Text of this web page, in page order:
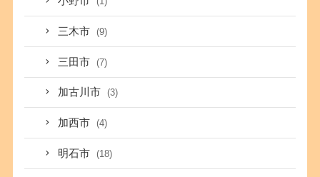
三木市 (9)
三田市 (7)
加古川市 (3)
加西市 (4)
明石市 (18)